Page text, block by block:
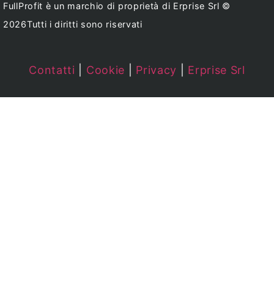
FullProfit è un marchio di proprietà di Erprise Srl ©
2026Tutti i diritti sono riservati
Contatti Cookie Privacy Erprise Srl